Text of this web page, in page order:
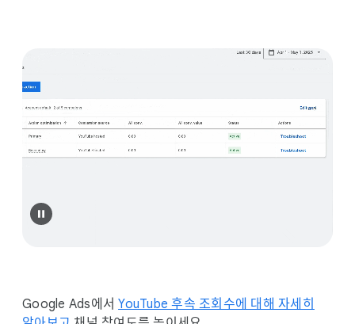
Google Ads에서YouTube 후속 조회수에 대해 자세히